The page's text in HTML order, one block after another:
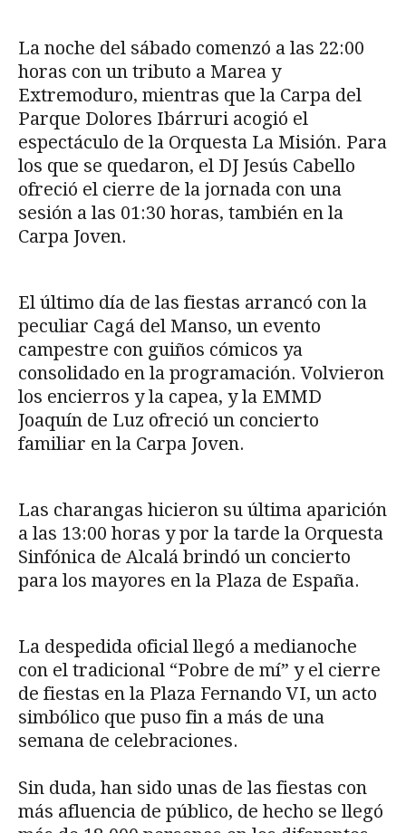
La noche del sábado comenzó a las 22:00
horas con un tributo a Marea y
Extremoduro, mientras que la Carpa del
Parque Dolores Ibárruri acogió el
espectáculo de la Orquesta La Misión. Para
los que se quedaron, el DJ Jesús Cabello
ofreció el cierre de la jornada con una
sesión a las 01:30 horas, también en la
Carpa Joven.
El último día de las fiestas arrancó con la
peculiar Cagá del Manso, un evento
campestre con guiños cómicos ya
consolidado en la programación. Volvieron
los encierros y la capea, y la EMMD
Joaquín de Luz ofreció un concierto
familiar en la Carpa Joven.
Las charangas hicieron su última aparición
a las 13:00 horas y por la tarde la Orquesta
Sinfónica de Alcalá brindó un concierto
para los mayores en la Plaza de España.
La despedida oficial llegó a medianoche
con el tradicional “Pobre de mí” y el cierre
de fiestas en la Plaza Fernando VI, un acto
simbólico que puso fin a más de una
semana de celebraciones.
Sin duda, han sido unas de las fiestas con
más afluencia de público, de hecho se llegó